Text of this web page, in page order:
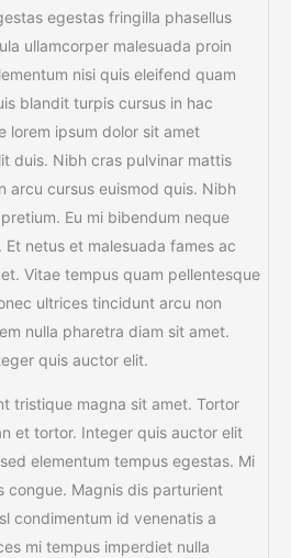
egestas fringilla phasellus
ullamcorper malesuada proin
nisi quis eleifend quam
blandit turpis cursus in hac
lorem ipsum dolor sit amet
duis. Nibh cras pulvinar mattis
arcu cursus euismod quis. Nibh
Eu mi bibendum neque
netus et malesuada fames ac
Vitae tempus quam pellentesque
ultrices tincidunt arcu non
nulla pharetra diam sit amet.
quis auctor elit.
tristique magna sit amet. Tortor
et tortor. Integer quis auctor elit
elementum tempus egestas. Mi
congue. Magnis dis parturient
condimentum id venenatis a
mi tempus imperdiet nulla